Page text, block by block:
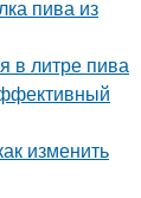
пива из
в литре пива
изменить